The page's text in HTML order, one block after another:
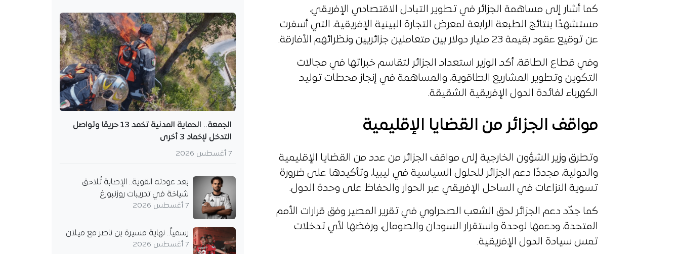
كما أشار إلى مساهمة الجزائر في تطوير التبادل الاقتصادي الإفريقي،
مستشهدًا بنتائج الطبعة الرابعة لمعرض التجارة البينية الإفريقية، التي أسفرت
عن توقيع عقود بقيمة 23 مليار دولار بين متعاملين جزائريين ونظرائهم الأفارقة.
وفي قطاع الطاقة، أكد الوزير استعداد الجزائر لتقاسم خبراتها في مجالات
التكوين وتطوير المشاريع الطاقوية، والمساهمة في إنجاز محطات توليد
الكهرباء لفائدة الدول الإفريقية الشقيقة.
مواقف الجزائر من القضايا الإقليمية
وتطرق وزير الشؤون الخارجية إلى مواقف الجزائر من عدد من القضايا الإقليمية
والدولية، مجددًا دعم الجزائر للحلول السياسية في ليبيا، وتأكيدها على ضرورة
تسوية النزاعات في الساحل الإفريقي عبر الحوار والحفاظ على وحدة الدول.
كما جدّد دعم الجزائر لحق الشعب الصحراوي في تقرير المصير وفق قرارات الأمم
المتحدة، ودعمها لوحدة واستقرار السودان والصومال، ورفضها لأي تدخلات
تمس سيادة الدول الإفريقية.
الجمعة.. الحماية المدنية تخمد 13 حريقا وتواصل
التدخل لإخماد 3 أخرى
7 أغسطس 2026
بعد عودته القوية.. الإصابة تُلاحق
شياخة في تدريبات روزنبورغ
7 أغسطس 2026
رسمياً.. نهاية مسيرة بن ناصر مع ميلان
7 أغسطس 2026